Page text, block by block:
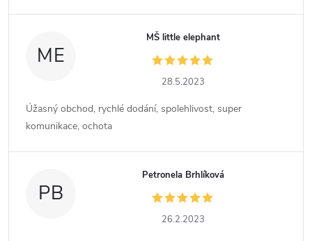
ME
MŠ little elephant
28.5.2023
Úžasný obchod, rychlé dodání, spolehlivost, super
komunikace, ochota
PB
Petronela Brhlíková
26.2.2023